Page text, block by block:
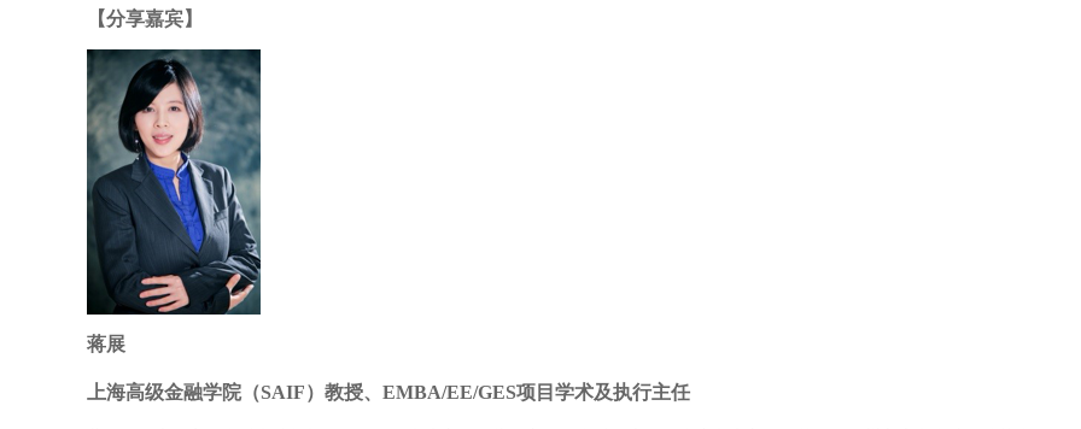
【分享嘉宾】
蒋展
上海高级金融学院（SAIF）教授、EMBA/EE/GES项目学术及执行主任